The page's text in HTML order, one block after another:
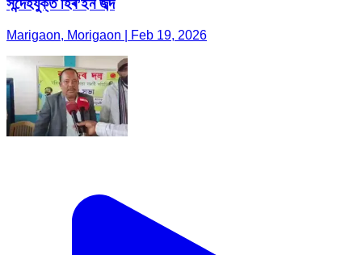
সন্দেহযুক্ত হিৰ’ইন জব্দ
Marigaon, Morigaon | Feb 19, 2026